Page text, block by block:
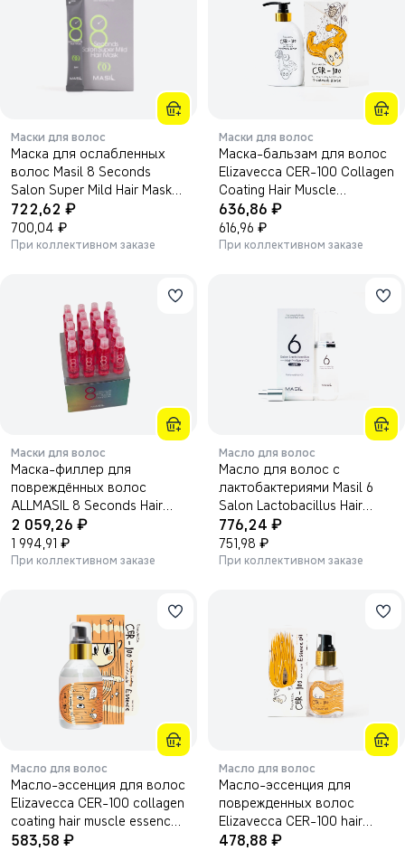
Маски для волос
Маска для ослабленных
волос Masil 8 Seconds
Salon Super Mild Hair Mask
8мл*20шт.
722,62 ₽
700,04 ₽
При коллективном заказе
Маски для волос
Маска-бальзам для волос
Elizavecca CER-100 Collagen
Coating Hair Muscle
Treatment Rinse 500мл.
636,86 ₽
616,96 ₽
При коллективном заказе
Маски для волос
Маска-филлер для
повреждённых волос
ALLMASIL 8 Seconds Hair
Ampoule — 15 мл × 20 шт.
2 059,26 ₽
1 994,91 ₽
При коллективном заказе
Масло для волос
Масло для волос c
лактобактериями Masil 6
Salon Lactobacillus Hair
Parfume Oil Light 66мл.
776,24 ₽
751,98 ₽
При коллективном заказе
Масло для волос
Масло-эссенция для волос
Elizavecca CER-100 collagen
coating hair muscle essence
150мл.
583,58 ₽
Масло для волос
Масло-эссенция для
поврежденных волос
Elizavecca CER-100 hair
muscle essence oil 100мл.
478,88 ₽